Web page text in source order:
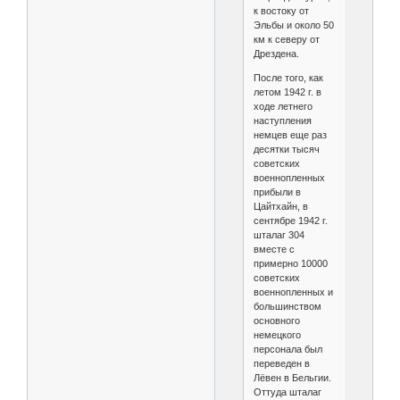
к востоку от
Эльбы и около 50
км к северу от
Дрездена.
После того, как
летом 1942 г. в
ходе летнего
наступления
немцев еще раз
десятки тысяч
советских
военнопленных
прибыли в
Цайтхайн, в
сентябре 1942 г.
шталаг 304
вместе с
примерно 10000
советских
военнопленных и
большинством
основного
немецкого
персонала был
переведен в
Лёвен в Бельгии.
Оттуда шталаг